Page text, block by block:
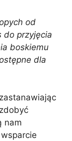
od
do przyjęcia
boskiemu
dla
nam